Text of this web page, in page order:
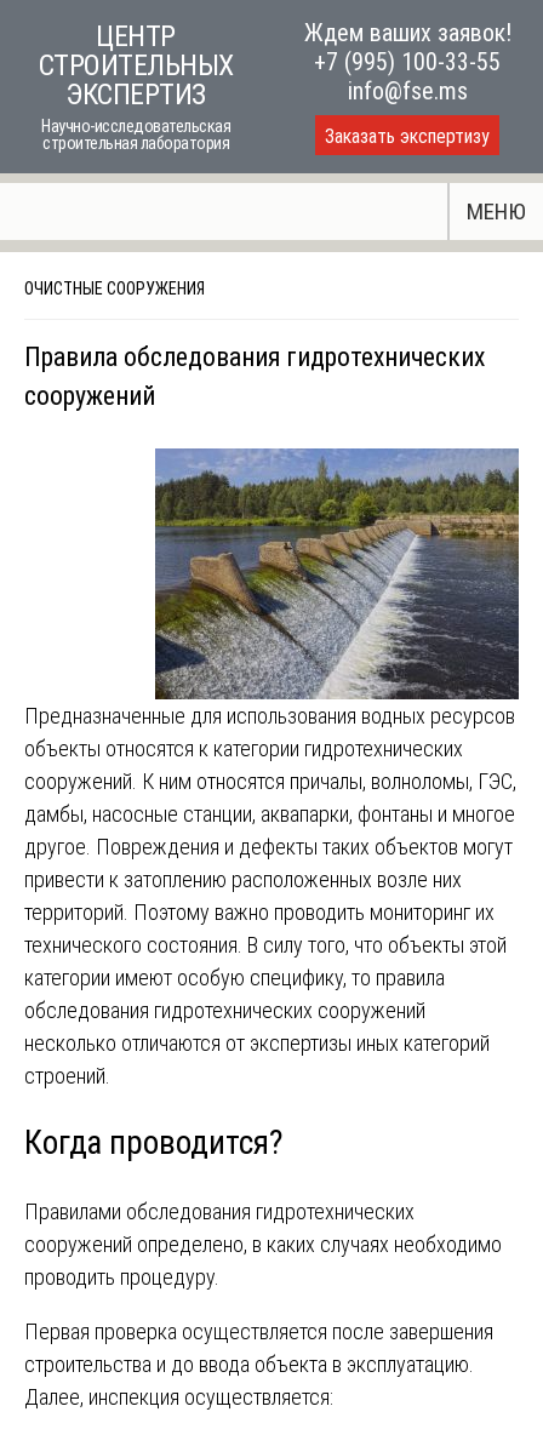
content
ЦЕНТР
СТРОИТЕЛЬНЫХ
ЭКСПЕРТИЗ
Научно-исследовательская
строительная лаборатория
Ждем ваших заявок!
+7 (995) 100-33-55
info@fse.ms
Заказать экспертизу
МЕНЮ
ОЧИСТНЫЕ СООРУЖЕНИЯ
Правила обследования гидротехнических
сооружений
Предназначенные для использования водных ресурсов
объекты относятся к категории гидротехнических
сооружений. К ним относятся причалы, волноломы, ГЭС,
дамбы, насосные станции, аквапарки, фонтаны и многое
другое. Повреждения и дефекты таких объектов могут
привести к затоплению расположенных возле них
территорий. Поэтому важно проводить мониторинг их
технического состояния. В силу того, что объекты этой
категории имеют особую специфику, то правила
обследования гидротехнических сооружений
несколько отличаются от экспертизы иных категорий
строений.
Когда проводится?
Правилами обследования гидротехнических
сооружений определено, в каких случаях необходимо
проводить процедуру.
Первая проверка осуществляется после завершения
строительства и до ввода объекта в эксплуатацию.
Далее, инспекция осуществляется: